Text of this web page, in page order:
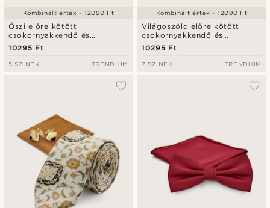
Őszi előre kötött
csokornyakkendő és
díszzsebkendő szett
10295 Ft
Kombinált érték - 12090 Ft
5 SZÍNEK TRENDHIM
Világoszöld előre kötött
csokornyakkendő és
díszzsebkendő szett
10295 Ft
Kombinált érték - 12090 Ft
7 SZÍNEK TRENDHIM